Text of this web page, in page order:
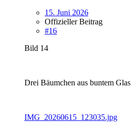
15. Juni 2026
Offizieller Beitrag
#16
Bild 14
Drei Bäumchen aus buntem Glas
IMG_20260615_123035.jpg